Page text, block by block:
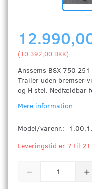
(10.392,00 DKK)
Anssems BSX 750
Trailer uden bremser
og H stel. Nedfældbar
Mere information
Model/varenr.:
Leveringstid er 7 til